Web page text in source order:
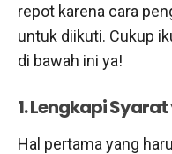
repot karena cara
untuk diikuti. Cukup
di bawah ini ya!
1. Lengkapi
Hal pertama yang